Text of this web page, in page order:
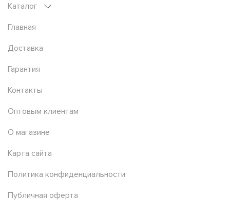
Каталог
Главная
Доставка
Гарантия
Контакты
Оптовым клиентам
О магазине
Карта сайта
Политика конфиденциальности
Публичная оферта